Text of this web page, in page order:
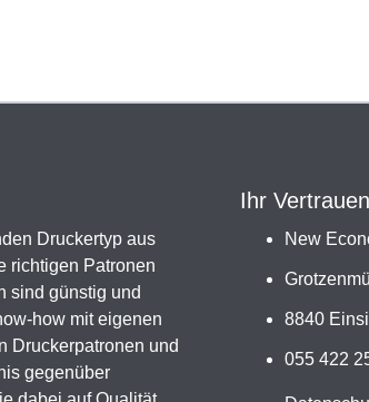
Druckertyp aus
richtigen Patronen
sind günstig und
how mit eigenen
Druckerpatronen und
gegenüber
Ihr
New
8840
055 422